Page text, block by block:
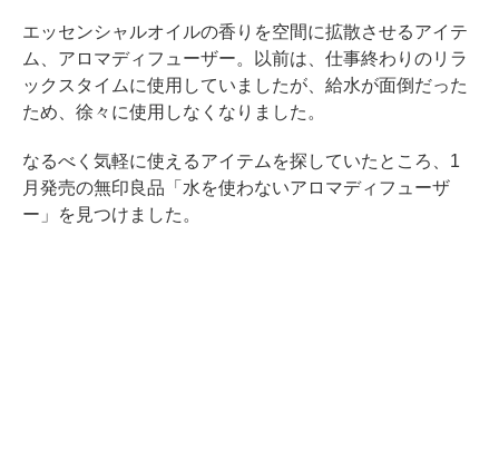
エッセンシャルオイルの香りを空間に拡散させるアイテ
ム、アロマディフューザー。以前は、仕事終わりのリラ
ックスタイムに使用していましたが、給水が面倒だった
ため、徐々に使用しなくなりました。
なるべく気軽に使えるアイテムを探していたところ、1
月発売の無印良品「水を使わないアロマディフューザ
ー」を見つけました。